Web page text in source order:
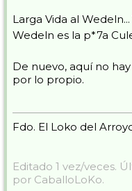
Larga Vida al
Wedeln es la p*7a
De nuevo, aquí no
por lo propio.
Fdo. El Loko del
Editado 1 vez/veces.
por CaballoLoKo.